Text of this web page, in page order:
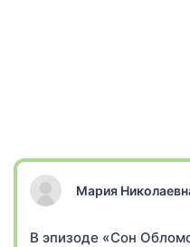
Мария
В эпизоде «Сон